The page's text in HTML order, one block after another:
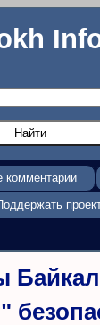
комментарии
Байкал